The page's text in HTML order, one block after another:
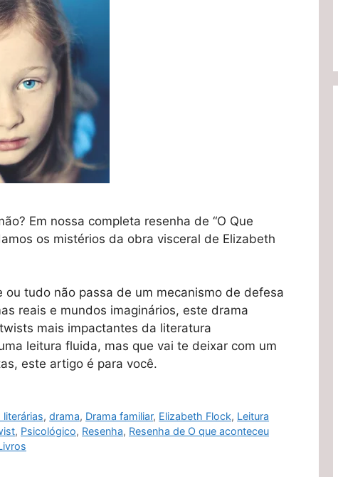
Em nossa completa resenha de “O Que
os mistérios da obra visceral de Elizabeth
ou tudo não passa de um mecanismo de defesa
reais e mundos imaginários, este drama
mais impactantes da literatura
leitura fluida, mas que vai te deixar com um
este artigo é para você.
literárias,drama, Drama familiar, Elizabeth Flock, Leitura
, Psicológico, Resenha, Resenha de O que aconteceu